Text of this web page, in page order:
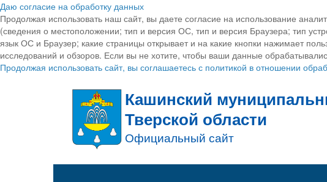
Даю согласие на обработку данных
Продолжая использовать наш сайт, вы даете согласие на использование
(сведения о местоположении; тип и версия ОС, тип и версия Браузера; тип
язык ОС и Браузер; какие страницы открывает и на какие кнопки нажимает
исследований и обзоров. Если вы не хотите, чтобы ваши данные
Продолжая использовать сайт, вы соглашаетесь с политикой в отношении